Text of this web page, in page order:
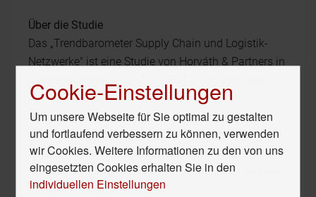
Über die Studie
Das „Trendbarometer Supply Chain und Logistik-
Netzwerke" ist eine Studie von Horváth & Partners in
April 2012 wurden 171 Teilnehmer in
Leitungsfunktionen zur Gestaltung, Organisation
und Planung der Supply Chain- und Logistik-
Netzwerke befragt. Beteiligt waren Unternehmen
verschiedenster Branchen in Deutschland, Österreich
und der Schweiz.
Cookie-Einstellungen
Um unsere Webseite für Sie optimal zu gestalten
und fortlaufend verbessern zu können, verwenden
wir Cookies. Weitere Informationen zu den von uns
eingesetzten Cookies erhalten Sie in den
individuellen Einstellungen